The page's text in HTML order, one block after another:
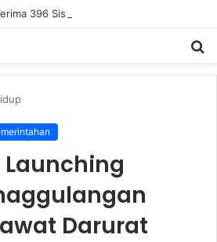
Launching
Darurat